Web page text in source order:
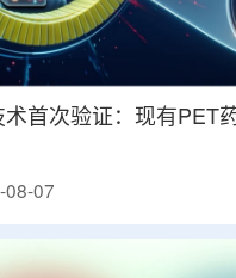
术首次验证：现有PET
08-07